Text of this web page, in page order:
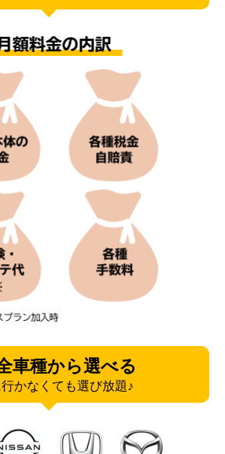
車種から選べる
かなくても選び放題♪